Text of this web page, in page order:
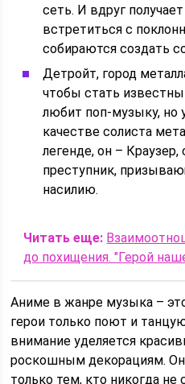
сеть. И вдруг
встретиться с
собираются создать
Детройт, город
чтобы стать
любит поп-музыку, но
качестве солиста
легенде, он –
преступник,
насилию.
Читать еще:
до похищения. "Герой
Аниме в жанре музыка –
герои только поют и
внимание уделяется
роскошным декорациям.
только тем, кто никогда не